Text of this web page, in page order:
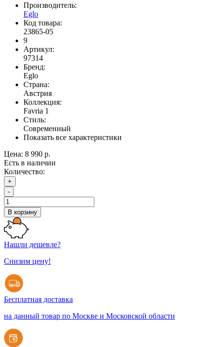
Производитель:
Eglo
Код товара:
23865-05
9
Артикул:
97314
Бренд:
Eglo
Страна:
Австрия
Коллекция:
Favria 1
Стиль:
Современный
Показать все характеристики
Цена: 8 990 р.
Есть в наличии
Количество:
+
-
В корзину
Нашли дешевле?
Снизим цену!
Бесплатная доставка
на данный товар по Москве и Московской области